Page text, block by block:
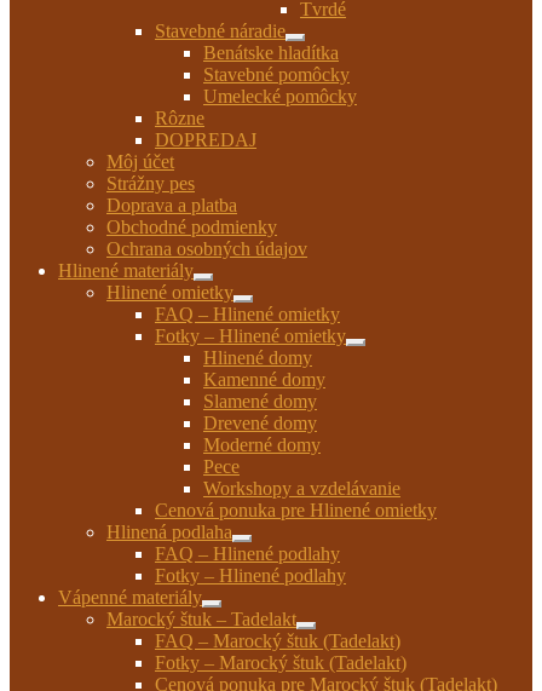
Tvrdé
Stavebné náradie
Rozbaliť
podradené
menu
Benátske hladítka
Stavebné pomôcky
Umelecké pomôcky
Rôzne
DOPREDAJ
Môj účet
Strážny pes
Doprava a platba
Obchodné podmienky
Ochrana osobných údajov
Hlinené materiály
Rozbaliť
podradené
menu
Hlinené omietky
Rozbaliť
podradené
menu
FAQ – Hlinené omietky
Fotky – Hlinené omietky
Rozbaliť
Hlinené domy
Kamenné domy
Slamené domy
Drevené domy
Moderné domy
Pece
Workshopy a vzdelávanie
Cenová ponuka pre Hlinené omietky
Hlinená podlaha
Rozbaliť
podradené
menu
FAQ – Hlinené podlahy
Fotky – Hlinené podlahy
Vápenné materiály
Rozbaliť
podradené
menu
Marocký štuk – Tadelakt
Rozbaliť
podradené
menu
FAQ – Marocký štuk (Tadelakt)
Fotky – Marocký štuk (Tadelakt)
Cenová ponuka pre Marocký štuk (Tadelakt)